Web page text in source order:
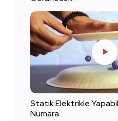
Statik Elektrikle
Numara